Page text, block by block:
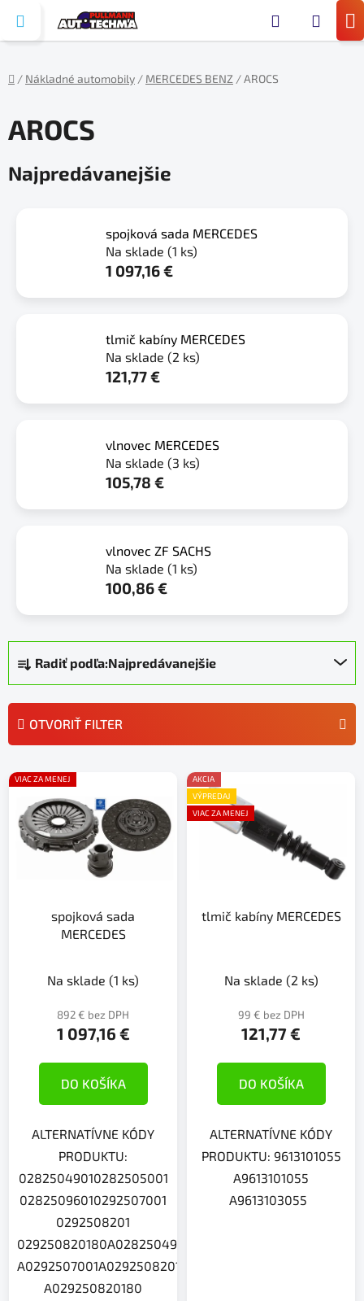
obsah
/ Nákladné automobily / MERCEDES BENZ /AROCS
AROCS
Najpredávanejšie
spojková sada MERCEDES
Na sklade (1 ks)
1 097,16 €
tlmič kabíny MERCEDES
Na sklade (2 ks)
121,77 €
vlnovec MERCEDES
Na sklade (3 ks)
105,78 €
vlnovec ZF SACHS
Na sklade (1 ks)
100,86 €
R
a
d
e
n
e
Radiť podľa:Najpredávanejšie
OTVORIŤ FILTER
V
ý
VIAC ZA MENEJ
spojková sada
MERCEDES
Na sklade (1 ks)
892 € bez DPH
1 097,16 €
DO KOŠÍKA
ALTERNATÍVNE KÓDY
PRODUKTU:
02825049010282505001
02825096010292507001
0292508201
029250820180A0282504901A0282505001A0282509601
A0292507001A0292508201
A029250820180
AKCIA
VÝPREDAJ
VIAC ZA MENEJ
tlmič kabíny MERCEDES
Na sklade (2 ks)
99 € bez DPH
121,77 €
DO KOŠÍKA
ALTERNATÍVNE KÓDY
PRODUKTU: 9613101055
A9613101055
A9613103055